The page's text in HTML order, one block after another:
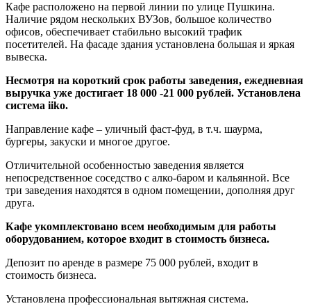
Кафе расположено на первой линии по улице Пушкина.
Наличие рядом нескольких ВУЗов, большое количество
офисов, обеспечивает стабильно высокий трафик
посетителей. На фасаде здания установлена большая и яркая
вывеска.
Несмотря на короткий срок работы заведения, ежедневная
выручка уже достигает 18 000 -21 000 рублей. Установлена
система iiko.
Направление кафе – уличный фаст-фуд, в т.ч. шаурма,
бургеры, закуски и многое другое.
Отличительной особенностью заведения является
непосредственное соседство с алко-баром и кальянной. Все
три заведения находятся в одном помещении, дополняя друг
друга.
Кафе укомплектовано всем необходимым для работы
оборудованием, которое входит в стоимость бизнеса.
Депозит по аренде в размере 75 000 рублей, входит в
стоимость бизнеса.
Установлена профессиональная вытяжная система.